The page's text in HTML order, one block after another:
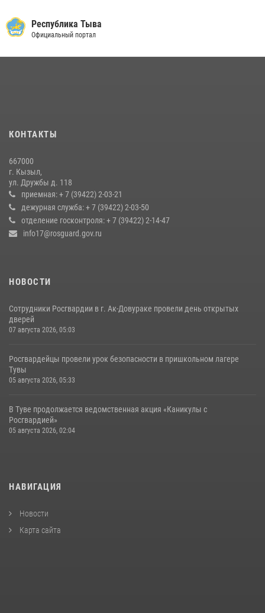
Спортсмены Росгвардии стали победителями и призерами
Чемпионата по лёгкой атлетике Наадым-2026
русской культуры Верховьё
Кызылчанин поблагодарил сотрудников Росгвардии за
оперативное реагирование в решении конфликтной ситуации
17 июля 2026, 07:22 1
Республика Тыва
Официальный портал
КОНТАКТЫ
667000
г. Кызыл,
ул. Дружбы д. 118
приемная: + 7 (39422) 2-03-21
дежурная служба: + 7 (39422) 2-03-50
отделение госконтроля: + 7 (39422) 2-14-47
info17@rosguard.gov.ru
НОВОСТИ
Сотрудники Росгвардии в г. Ак-Довураке провели день открытых
дверей
07 августа 2026, 05:03
Росгвардейцы провели урок безопасности в пришкольном лагере
Тувы
05 августа 2026, 05:33
В Туве продолжается ведомственная акция «Каникулы с
Росгвардией»
05 августа 2026, 02:04
НАВИГАЦИЯ
Новости
Карта сайта